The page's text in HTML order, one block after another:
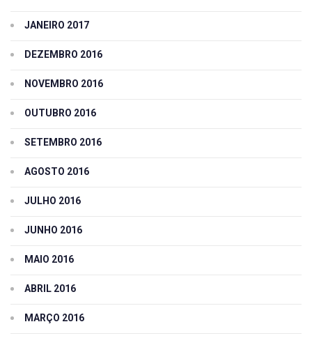
JANEIRO 2017
DEZEMBRO 2016
NOVEMBRO 2016
OUTUBRO 2016
SETEMBRO 2016
AGOSTO 2016
JULHO 2016
JUNHO 2016
MAIO 2016
ABRIL 2016
MARÇO 2016